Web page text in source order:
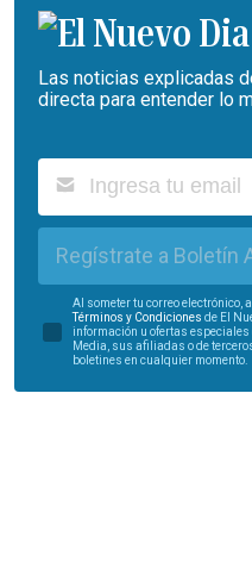
Las noticias explicadas
directa para entender lo
Regístrate a Boletín
Al someter tu correo electrónico,
Términos y Condiciones de El
información u ofertas especiales
Media, sus afiliadas o de
boletines en cualquier momento.